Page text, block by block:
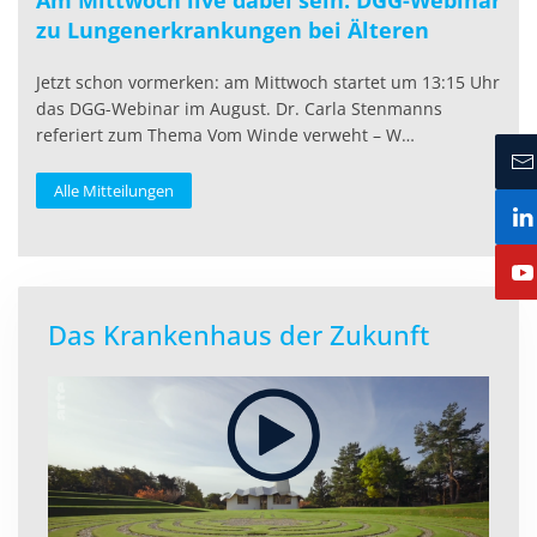
zu Lungenerkrankungen bei Älteren
Jetzt schon vormerken: am Mittwoch startet um 13:15 Uhr
das DGG-Webinar im August. Dr. Carla Stenmanns
referiert zum Thema Vom Winde verweht – W…
Alle Mitteilungen
Das Krankenhaus der Zukunft